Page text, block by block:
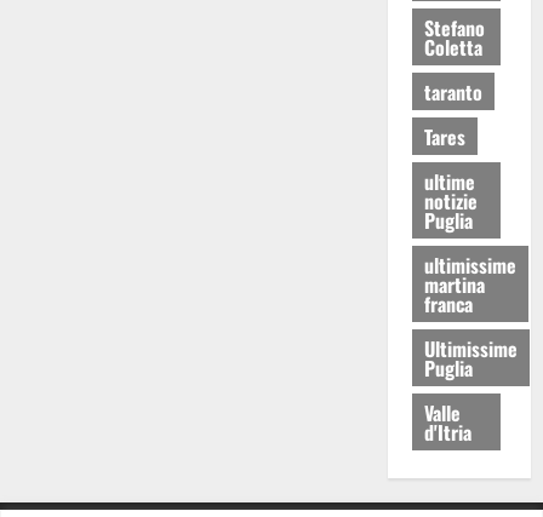
Stefano
Coletta
taranto
Tares
ultime
notizie
Puglia
ultimissime
martina
franca
Ultimissime
Puglia
Valle
d'Itria